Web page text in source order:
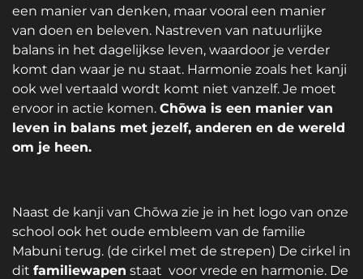
een manier van denken, maar vooral een manier
van doen en beleven. Nastreven van natuurlijke
balans in het dagelijkse leven, waardoor je verder
komt dan waar je nu staat. Harmonie zoals het kanji
ook wel vertaald wordt komt niet vanzelf. Je moet
ervoor in actie komen. Chōwa is een manier van
leven in balans met jezelf, anderen en de wereld
om je heen.
Naast de kanji van Chōwa zie je in het logo van onze
school ook het oude embleem van de familie
Mabuni terug. (de cirkel met de strepen) De cirkel in
dit familiewapen staat voor vrede en harmonie. De